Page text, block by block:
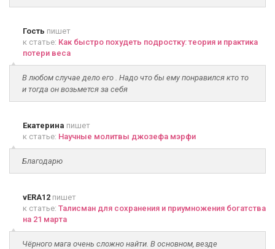
Гость пишет
к статье: Как быстро похудеть подростку: теория и практика
потери веса
В любом случае дело его . Надо что бы ему понравился кто то
и тогда он возьмется за себя
Екатерина пишет
к статье: Научные молитвы джозефа мэрфи
Благодарю
vERA12 пишет
к статье: Талисман для сохранения и приумножения богатства
на 21 марта
Чёрного мага очень сложно найти. В основном, везде